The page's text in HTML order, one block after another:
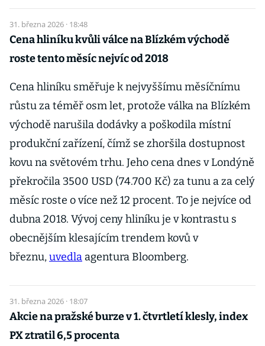
31. března 2026 · 18:48
Cena hliníku kvůli válce na Blízkém východě
roste tento měsíc nejvíc od 2018
Cena hliníku směřuje k nejvyššímu měsíčnímu
růstu za téměř osm let, protože válka na Blízkém
východě narušila dodávky a poškodila místní
produkční zařízení, čímž se zhoršila dostupnost
kovu na světovém trhu. Jeho cena dnes v Londýně
překročila 3500 USD (74.700 Kč) za tunu a za celý
měsíc roste o více než 12 procent. To je nejvíce od
dubna 2018. Vývoj ceny hliníku je v kontrastu s
obecnějším klesajícím trendem kovů v
březnu,uvedla agentura Bloomberg.
31. března 2026 · 18:07
Akcie na pražské burze v 1. čtvrtletí klesly, index
PX ztratil 6,5 procenta